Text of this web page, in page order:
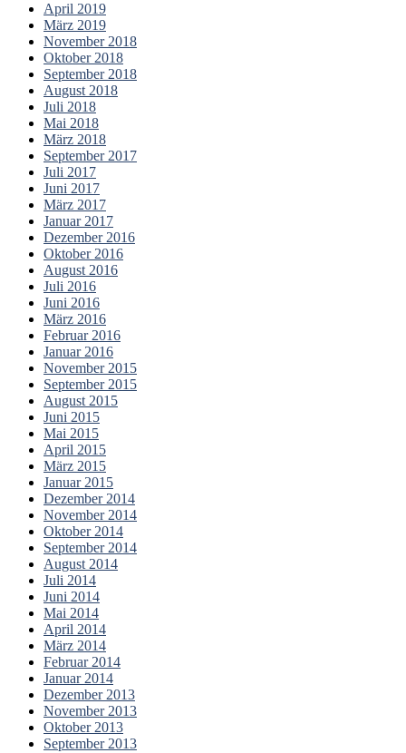
April 2019
März 2019
November 2018
Oktober 2018
September 2018
August 2018
Juli 2018
Mai 2018
März 2018
September 2017
Juli 2017
Juni 2017
März 2017
Januar 2017
Dezember 2016
Oktober 2016
August 2016
Juli 2016
Juni 2016
März 2016
Februar 2016
Januar 2016
November 2015
September 2015
August 2015
Juni 2015
Mai 2015
April 2015
März 2015
Januar 2015
Dezember 2014
November 2014
Oktober 2014
September 2014
August 2014
Juli 2014
Juni 2014
Mai 2014
April 2014
März 2014
Februar 2014
Januar 2014
Dezember 2013
November 2013
Oktober 2013
September 2013